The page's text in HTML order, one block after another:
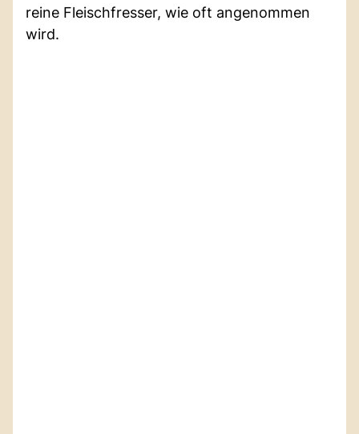
reine Fleischfresser, wie oft angenommen
wird.